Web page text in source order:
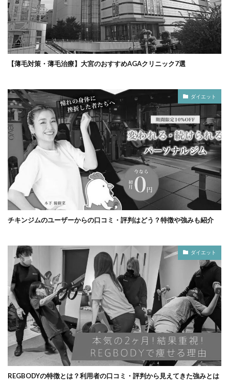
【薄毛対策・薄毛治療】大宮のおすすめAGAクリニック7選
ダイエット
チキンジムのユーザーからの口コミ・評判はどう？特徴や強みも紹介
ダイエット
REGBODYの特徴とは？利用者の口コミ・評判から見えてきた強みとは